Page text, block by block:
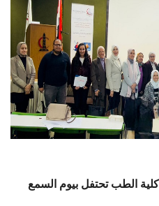
الطب تحتفل بيوم السمع